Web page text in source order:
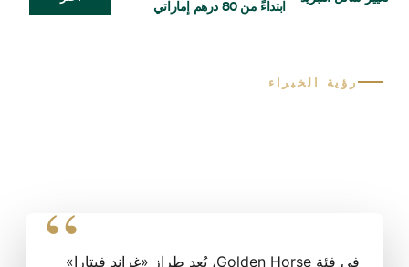
ابتداءً من 80 درهم إماراتي
رؤية الخبراء
في فئة Golden Horse، يُعد طراز «غراند فيتارا»